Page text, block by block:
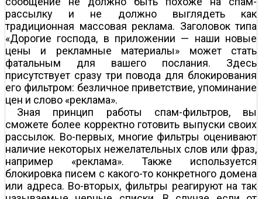
рассылку и не должно выглядеть как
традиционная массовая реклама. Заголовок типа
«Дорогие господа, в приложении — наши новые
цены и рекламные материалы» может стать
фатальным для вашего послания. Здесь
присутствует сразу три повода для блокирования
его фильтром: безличное приветствие, упоминание
цен и слово «реклама».
Зная принцип работы спам-фильтров, вы
сможете более корректно готовить выпуски своих
рассылок. Во-первых, многие фильтры оценивают
наличие некоторых нежелательных слов или фраз,
например «реклама». Также используется
блокировка писем с какого-то конкретного домена
или адреса. Во-вторых, фильтры реагируют на так